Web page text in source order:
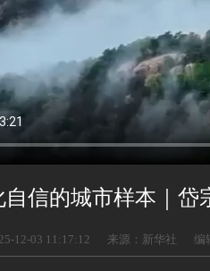
自信的城市样本｜
12-03 11:17:12 来源：新华社 编